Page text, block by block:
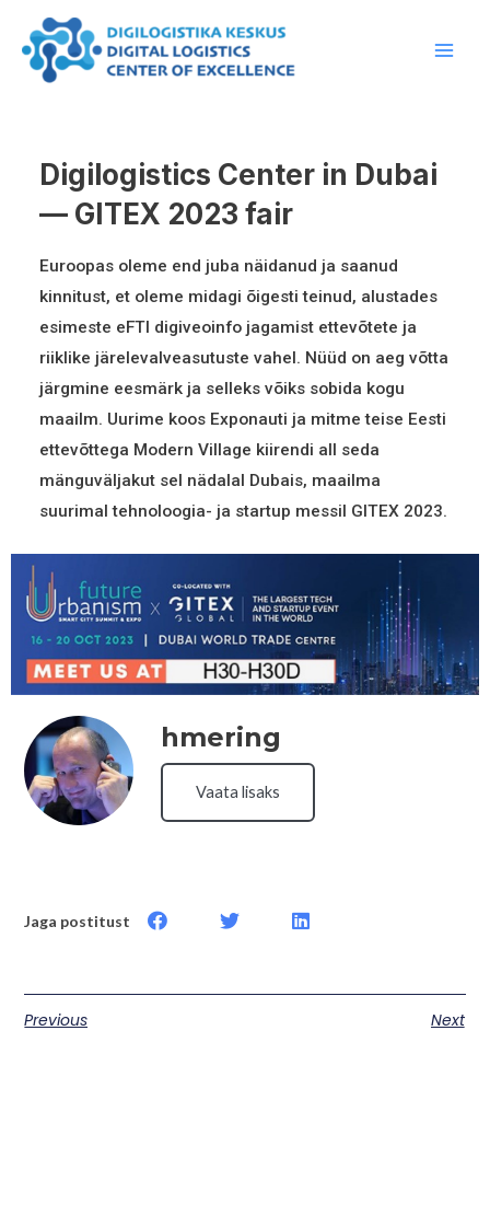
content
Digilogistics Center in Dubai
— GITEX 2023 fair
Euroopas oleme end juba näidanud ja saanud
kinnitust, et oleme midagi õigesti teinud, alustades
esimeste eFTI digiveoinfo jagamist ettevõtete ja
riiklike järelevalveasutuste vahel. Nüüd on aeg võtta
järgmine eesmärk ja selleks võiks sobida kogu
maailm. Uurime koos Exponauti ja mitme teise Eesti
ettevõttega Modern Village kiirendi all seda
mänguväljakut sel nädalal Dubais, maailma
suurimal tehnoloogia- ja startup messil GITEX 2023.
hmering
Vaata lisaks
Jaga postitust
Previous Next